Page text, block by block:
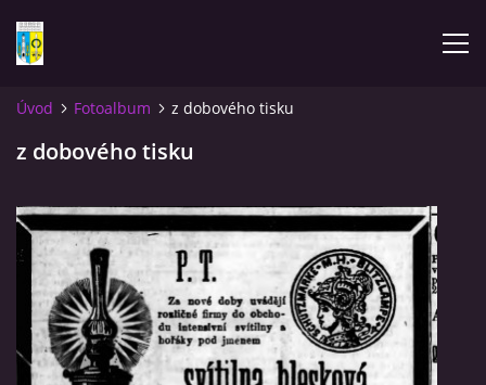
FOTOALBUM
KOMENTÁŘE
Úvod Fotoalbum z dobového tisku
z dobového tisku